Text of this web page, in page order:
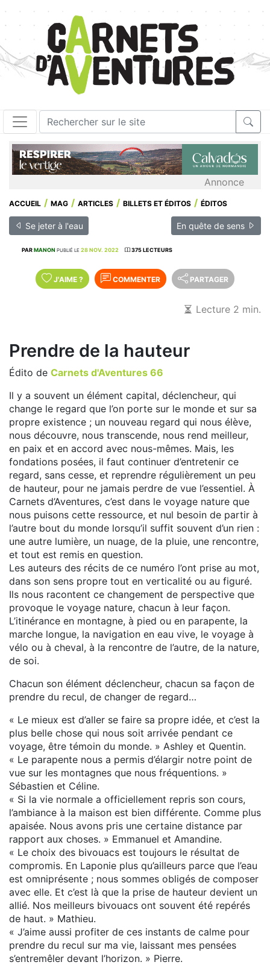
Annonce
ACCUEIL MAG ARTICLES BILLETS ET ÉDITOS ÉDITOS
Se jeter à l'eau En quête de sens
PARMANON PUBLIÉ LE 28 NOV. 2022 375 LECTEURS
J'AIME ? COMMENTER PARTAGER
Lecture 2 min.
Prendre de la hauteur
Édito de Carnets d'Aventures 66
Il y a souvent un élément capital, déclencheur, qui
change le regard que l’on porte sur le monde et sur sa
propre existence ; un nouveau regard qui nous élève,
nous découvre, nous transcende, nous rend meilleur,
en paix et en accord avec nous-mêmes. Mais, les
fondations posées, il faut continuer d’entretenir ce
regard, sans cesse, et reprendre régulièrement un peu
de hauteur, pour ne jamais perdre de vue l’essentiel. À
Carnets d’Aventures, c’est dans le voyage nature que
nous puisons cette ressource, et nul besoin de partir à
l’autre bout du monde lorsqu’il suffit souvent d’un rien :
une autre lumière, un nuage, de la pluie, une rencontre,
et tout est remis en question.
Les auteurs des récits de ce numéro l’ont prise au mot,
dans son sens propre tout en verticalité ou au figuré.
Ils nous racontent ce changement de perspective que
provoque le voyage nature, chacun à leur façon.
L’itinérance en montagne, à pied ou en parapente, la
marche longue, la navigation en eau vive, le voyage à
vélo ou à cheval, à la rencontre de l’autre, de la nature,
de soi.
Chacun son élément déclencheur, chacun sa façon de
prendre du recul, de changer de regard…
« Le mieux est d’aller se faire sa propre idée, et c’est la
plus belle chose qui nous soit arrivée pendant ce
voyage, être témoin du monde. » Ashley et Quentin.
« Le parapente nous a permis d’élargir notre point de
vue sur les montagnes que nous fréquentions. »
Sébastien et Céline.
« Si la vie normale a officiellement repris son cours,
l’ambiance à la maison est bien différente. Comme plus
apaisée. Nous avons pris une certaine distance par
rapport aux choses. » Emmanuel et Amandine.
« Le choix des bivouacs est toujours le résultat de
compromis. En Laponie plus qu’ailleurs parce que l’eau
est omniprésente ; nous sommes obligés de composer
avec elle. Et c’est là que la prise de hauteur devient un
allié. Nos meilleurs bivouacs ont souvent été repérés
de haut. » Mathieu.
« J’aime aussi profiter de ces instants de calme pour
prendre du recul sur ma vie, laissant mes pensées
s’entremêler devant l’horizon. » Pierre.